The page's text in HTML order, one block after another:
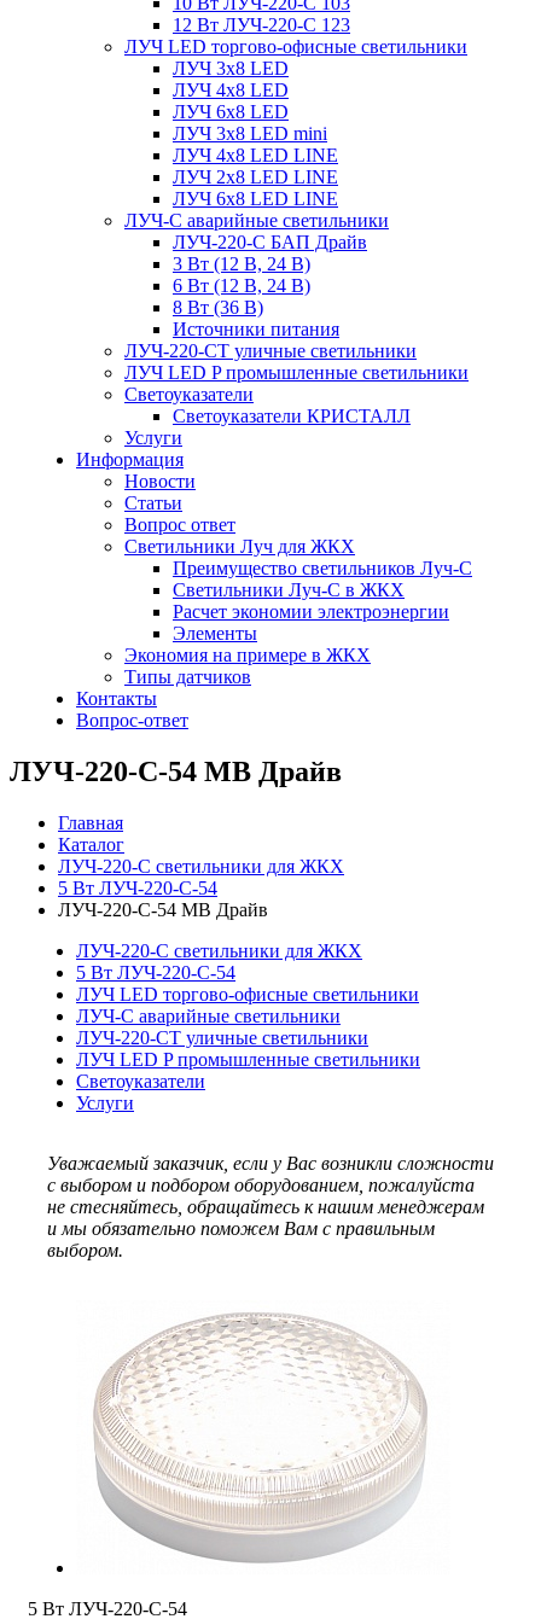
12 Вт ЛУЧ-220-С 123
ЛУЧ LED торгово-офисные светильники
ЛУЧ 3х8 LED
ЛУЧ 4х8 LED
ЛУЧ 6х8 LED
ЛУЧ 3х8 LED mini
ЛУЧ 4х8 LED LINE
ЛУЧ 2х8 LED LINE
ЛУЧ 6х8 LED LINE
ЛУЧ-С аварийные светильники
ЛУЧ-220-С БАП Драйв
3 Вт (12 В, 24 В)
6 Вт (12 В, 24 В)
8 Вт (36 В)
Источники питания
ЛУЧ-220-СТ уличные светильники
ЛУЧ LED P промышленные светильники
Светоуказатели
Светоуказатели КРИСТАЛЛ
Услуги
Информация
Новости
Статьи
Вопрос ответ
Светильники Луч для ЖКХ
Преимущество светильников Луч-С
Светильники Луч-С в ЖКХ
Расчет экономии электроэнергии
Элементы
Экономия на примере в ЖКХ
Типы датчиков
Контакты
Вопрос-ответ
ЛУЧ-220-С-54 МВ Драйв
Главная
Каталог
ЛУЧ-220-С светильники для ЖКХ
5 Вт ЛУЧ-220-С-54
ЛУЧ-220-С-54 МВ Драйв
ЛУЧ-220-С светильники для ЖКХ
5 Вт ЛУЧ-220-С-54
ЛУЧ LED торгово-офисные светильники
ЛУЧ-С аварийные светильники
ЛУЧ-220-СТ уличные светильники
ЛУЧ LED P промышленные светильники
Светоуказатели
Услуги
Уважаемый заказчик, если у Вас возникли сложности
с выбором и подбором оборудованием, пожалуйста
не стесняйтесь, обращайтесь к нашим менеджерам
и мы обязательно поможем Вам с правильным
выбором.
5 Вт ЛУЧ-220-С-54